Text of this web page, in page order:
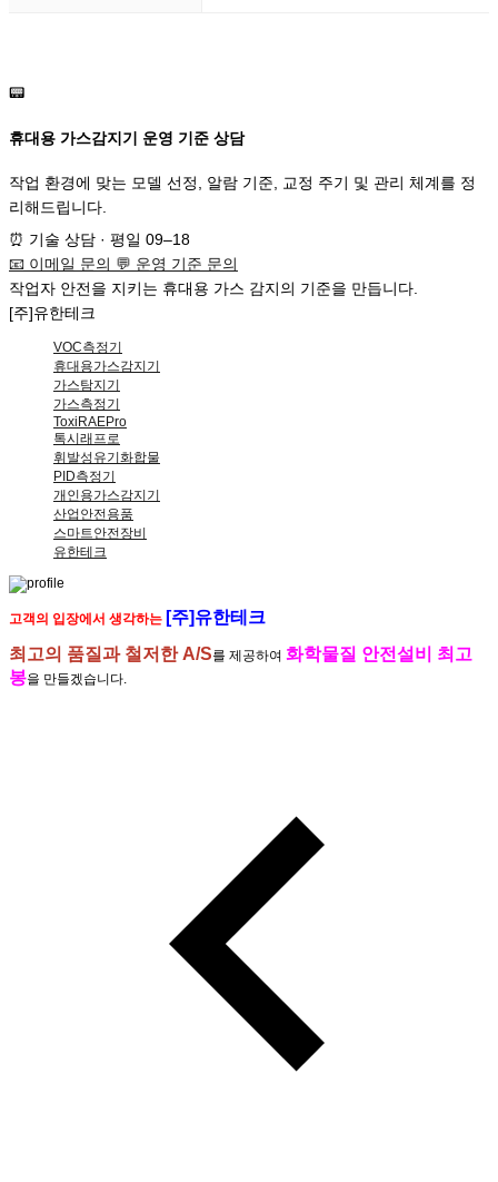
📟
휴대용 가스감지기 운영 기준 상담
작업 환경에 맞는 모델 선정, 알람 기준, 교정 주기 및 관리 체계를 정
리해드립니다.
⏰ 기술 상담 · 평일 09–18
📧 이메일 문의 💬 운영 기준 문의
작업자 안전을 지키는 휴대용 가스 감지의 기준을 만듭니다.
[주]유한테크
VOC측정기
휴대용가스감지기
가스탐지기
가스측정기
ToxiRAEPro
톡시래프로
휘발성유기화합물
PID측정기
개인용가스감지기
산업안전용품
스마트안전장비
유한테크
고객의 입장에서 생각하는 [주]유한테크
최고의 품질과 철저한 A/S를 제공하여 화학물질 안전설비 최고
봉을 만들겠습니다.